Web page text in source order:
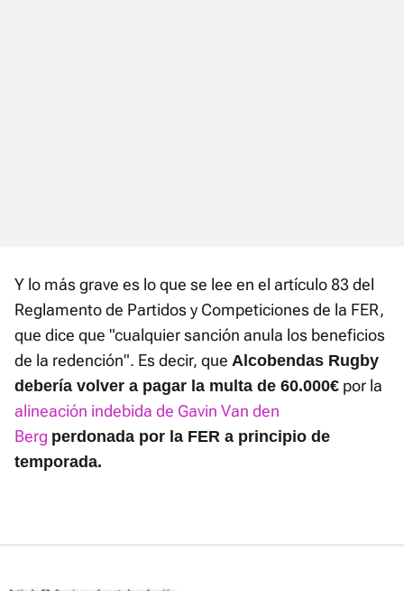
Y lo más grave es lo que se lee en el artículo 83 del
Reglamento de Partidos y Competiciones de la FER,
que dice que "cualquier sanción anula los beneficios
de la redención". Es decir, que Alcobendas Rugby
debería volver a pagar la multa de 60.000€ por la
alineación indebida de Gavin Van den
Berg perdonada por la FER a principio de
temporada.